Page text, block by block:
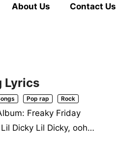
About Us Contact Us
Lyrics
Pop rap Rock
Freaky Friday
Dicky Lil Dicky, ooh…